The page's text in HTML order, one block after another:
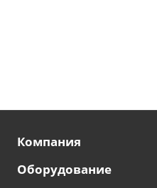
Компания
Оборудование